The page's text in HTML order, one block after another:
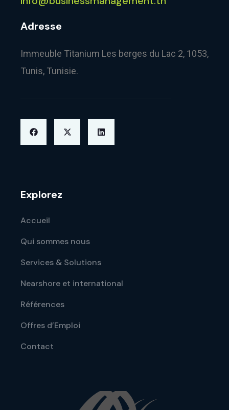
Adresse
Immeuble Titanium Les berges du Lac 2, 1053,
Tunis, Tunisie.
Explorez
Accueil
Qui sommes nous
Services & Solutions
Nearshore et international
Références
Offres d’Emploi
Contact